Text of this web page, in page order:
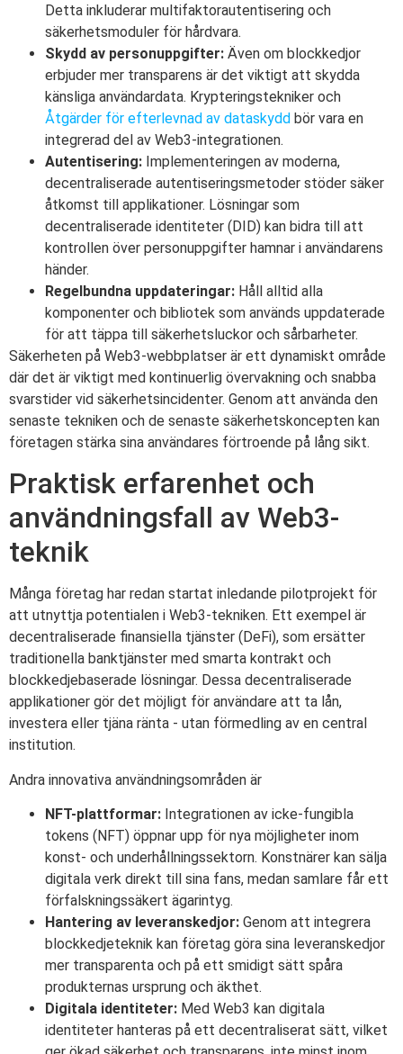
Detta inkluderar multifaktorautentisering och
säkerhetsmoduler för hårdvara.
Skydd av personuppgifter: Även om blockkedjor
erbjuder mer transparens är det viktigt att skydda
känsliga användardata. Krypteringstekniker och
Åtgärder för efterlevnad av dataskydd bör vara en
integrerad del av Web3-integrationen.
Autentisering: Implementeringen av moderna,
decentraliserade autentiseringsmetoder stöder säker
åtkomst till applikationer. Lösningar som
decentraliserade identiteter (DID) kan bidra till att
kontrollen över personuppgifter hamnar i användarens
händer.
Regelbundna uppdateringar: Håll alltid alla
komponenter och bibliotek som används uppdaterade
för att täppa till säkerhetsluckor och sårbarheter.
Säkerheten på Web3-webbplatser är ett dynamiskt område
där det är viktigt med kontinuerlig övervakning och snabba
svarstider vid säkerhetsincidenter. Genom att använda den
senaste tekniken och de senaste säkerhetskoncepten kan
företagen stärka sina användares förtroende på lång sikt.
Praktisk erfarenhet och
användningsfall av Web3-
teknik
Många företag har redan startat inledande pilotprojekt för
att utnyttja potentialen i Web3-tekniken. Ett exempel är
decentraliserade finansiella tjänster (DeFi), som ersätter
traditionella banktjänster med smarta kontrakt och
blockkedjebaserade lösningar. Dessa decentraliserade
applikationer gör det möjligt för användare att ta lån,
investera eller tjäna ränta - utan förmedling av en central
institution.
Andra innovativa användningsområden är
NFT-plattformar: Integrationen av icke-fungibla
tokens (NFT) öppnar upp för nya möjligheter inom
konst- och underhållningssektorn. Konstnärer kan sälja
digitala verk direkt till sina fans, medan samlare får ett
förfalskningssäkert ägarintyg.
Hantering av leveranskedjor: Genom att integrera
blockkedjeteknik kan företag göra sina leveranskedjor
mer transparenta och på ett smidigt sätt spåra
produkternas ursprung och äkthet.
Digitala identiteter: Med Web3 kan digitala
identiteter hanteras på ett decentraliserat sätt, vilket